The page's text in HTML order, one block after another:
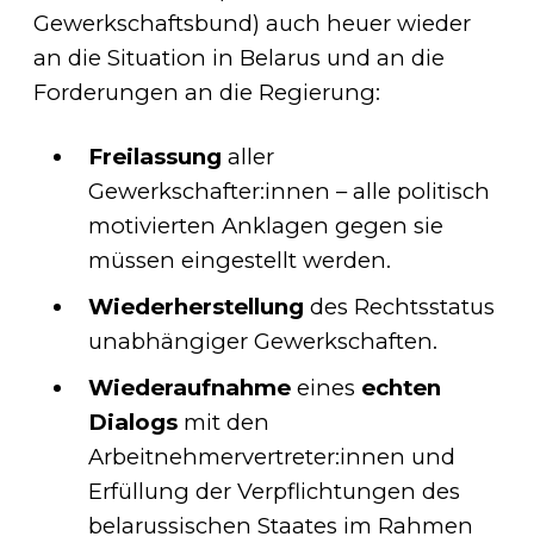
Gewerkschaftsbund) auch heuer wieder
an die Situation in Belarus und an die
Forderungen an die Regierung:
Freilassungaller
Gewerkschafter:innen – alle politisch
motivierten Anklagen gegen sie
müssen eingestellt werden.
Wiederherstellungdes Rechtsstatus
unabhängiger Gewerkschaften.
Wiederaufnahmeeines echten
Dialogs mit den
Arbeitnehmervertreter:innen und
Erfüllung der Verpflichtungen des
belarussischen Staates im Rahmen